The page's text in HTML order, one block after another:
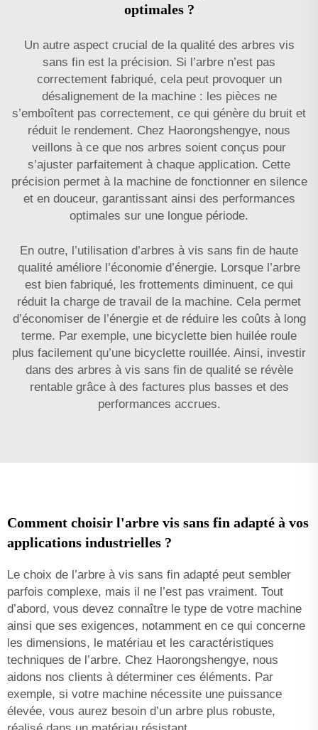
optimales ?
Un autre aspect crucial de la qualité des arbres vis
sans fin est la précision. Si l’arbre n’est pas
correctement fabriqué, cela peut provoquer un
désalignement de la machine : les pièces ne
s’emboîtent pas correctement, ce qui génère du bruit et
réduit le rendement. Chez Haorongshengye, nous
veillons à ce que nos arbres soient conçus pour
s’ajuster parfaitement à chaque application. Cette
précision permet à la machine de fonctionner en silence
et en douceur, garantissant ainsi des performances
optimales sur une longue période.
En outre, l’utilisation d’arbres à vis sans fin de haute
qualité améliore l’économie d’énergie. Lorsque l’arbre
est bien fabriqué, les frottements diminuent, ce qui
réduit la charge de travail de la machine. Cela permet
d’économiser de l’énergie et de réduire les coûts à long
terme. Par exemple, une bicyclette bien huilée roule
plus facilement qu’une bicyclette rouillée. Ainsi, investir
dans des arbres à vis sans fin de qualité se révèle
rentable grâce à des factures plus basses et des
performances accrues.
Comment choisir l'arbre vis sans fin adapté à vos
applications industrielles ?
Le choix de l’arbre à vis sans fin adapté peut sembler
parfois complexe, mais il ne l’est pas vraiment. Tout
d’abord, vous devez connaître le type de votre machine
ainsi que ses exigences, notamment en ce qui concerne
les dimensions, le matériau et les caractéristiques
techniques de l’arbre. Chez Haorongshengye, nous
aidons nos clients à déterminer ces éléments. Par
exemple, si votre machine nécessite une puissance
élevée, vous aurez besoin d’un arbre plus robuste,